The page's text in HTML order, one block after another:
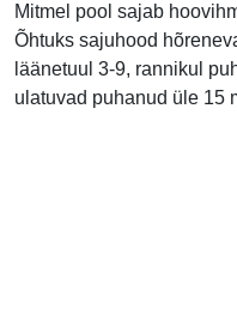
Mitmel pool sajab
Õhtuks sajuhood
läänetuul 3-9, rannikul
ulatuvad puhanud üle 15